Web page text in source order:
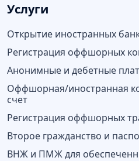
Услуги
Открытие иностранных
Регистрация оффшорных
Анонимные и дебетные
Оффшорная/иностранная
счет
Регистрация оффшорных
Второе гражданство и
ВНЖ и ПМЖ для